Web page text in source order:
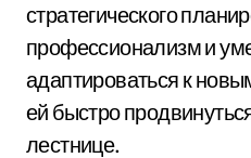
стратегического
профессионализм и
адаптироваться к
ей быстро
лестнице.